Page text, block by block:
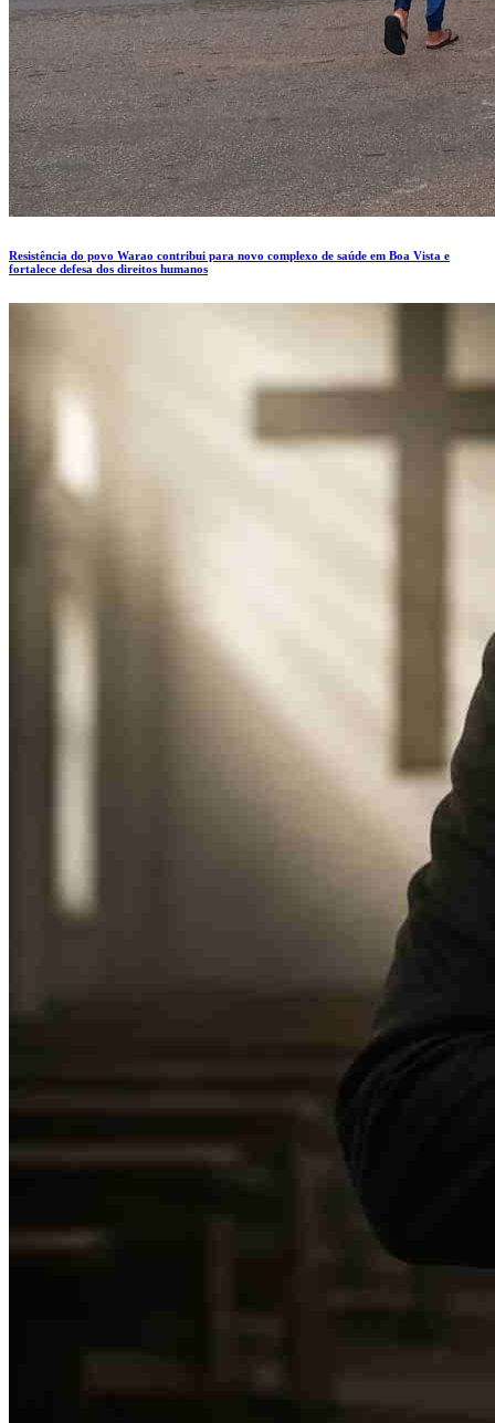
Resistência do povo Warao contribui para novo complexo de saúde em Boa Vista e
fortalece defesa dos direitos humanos